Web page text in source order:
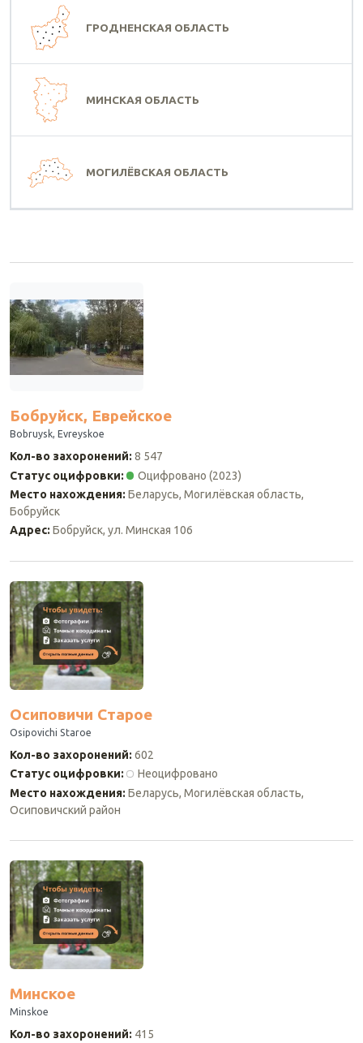
ГРОДНЕНСКАЯ ОБЛАСТЬ
МИНСКАЯ ОБЛАСТЬ
МОГИЛЁВСКАЯ ОБЛАСТЬ
Бобруйск, Еврейское
Bobruysk, Evreyskoe
Кол-во захоронений: 8 547
Статус оцифровки: Оцифровано (2023)
Место нахождения: Беларусь, Могилёвская область,
Бобруйск
Адрес: Бобруйск, ул. Минская 106
Осиповичи Старое
Osipovichi Staroe
Кол-во захоронений: 602
Статус оцифровки:
Неоцифровано
Место нахождения: Беларусь, Могилёвская область,
Осиповичский район
Минское
Minskoe
Кол-во захоронений: 415